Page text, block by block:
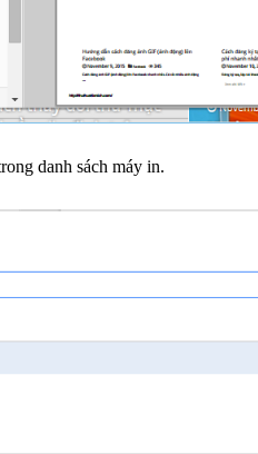
danh sách máy in.